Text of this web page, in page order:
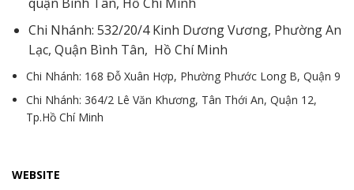
Chi Nhánh: 532/20/4 Kinh Dương Vương, Phường An
Lạc, Quận Bình Tân, Hồ Chí Minh
Chi Nhánh: 168 Đỗ Xuân Hợp, Phường Phước Long B, Quận 9
Chi Nhánh: 364/2 Lê Văn Khương, Tân Thới An, Quận 12,
Tp.Hồ Chí Minh
WEBSITE